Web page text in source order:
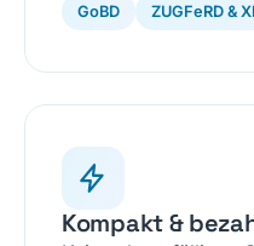
GoBD ZUGFeRD &
Kompakt &